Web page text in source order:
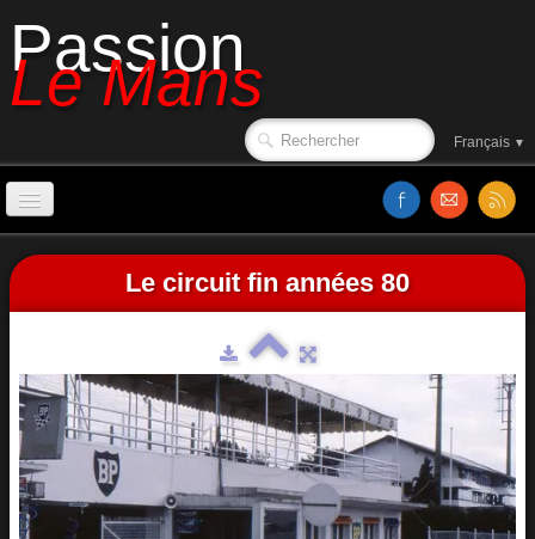
Passion
Le Mans
Français ▼
Accueil
Sorties de piste
Affiches
Classements
Vidéos
Site web
Le circuit fin années 80